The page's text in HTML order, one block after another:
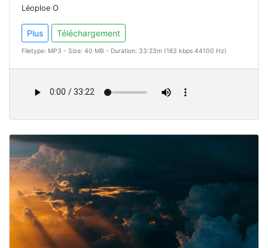
Léoploe O
Plus Téléchargement
Filetype: MP3 - Size: 40 MB - Duration: 33:23m (163 kbps 44100 Hz)